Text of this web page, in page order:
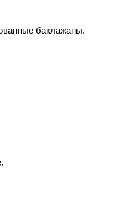
баклажаны.